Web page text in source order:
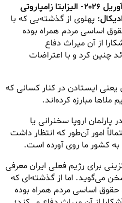
روزنامه اونیتا در ایتالیا-۱۶آوریل ۲۰۲۶- الیزابتا زامپاروتی
پهلوی از گذشته‌یی که با
اساسی مردم همراه بوده
از آن میراث دفاع
چنین کرد و با اعتراضات
یعنی ایستادن در کنار کسانی که
مبارزه کرده‌اند.
پارلمان اروپا سخنرانی یا
امور آن‌طور که انتظار داشت
کشور ما روی آورده است.
برای رژیم فعلی ایران معرفی
می‌گوید. اما از گذشته‌ای که
اساسی مردم همراه بوده